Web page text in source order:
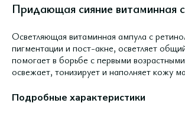
Придающая сияние витаминная
Осветляющая витаминная ампула с
пигментации и пост-акне, осветляет
помогает в борьбе с первыми
освежает, тонизирует и наполняет кожу
Подробные характеристики